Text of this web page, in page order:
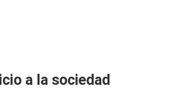
a la sociedad